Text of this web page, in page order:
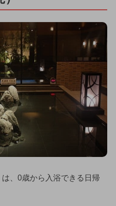
は、0歳から入浴できる日帰